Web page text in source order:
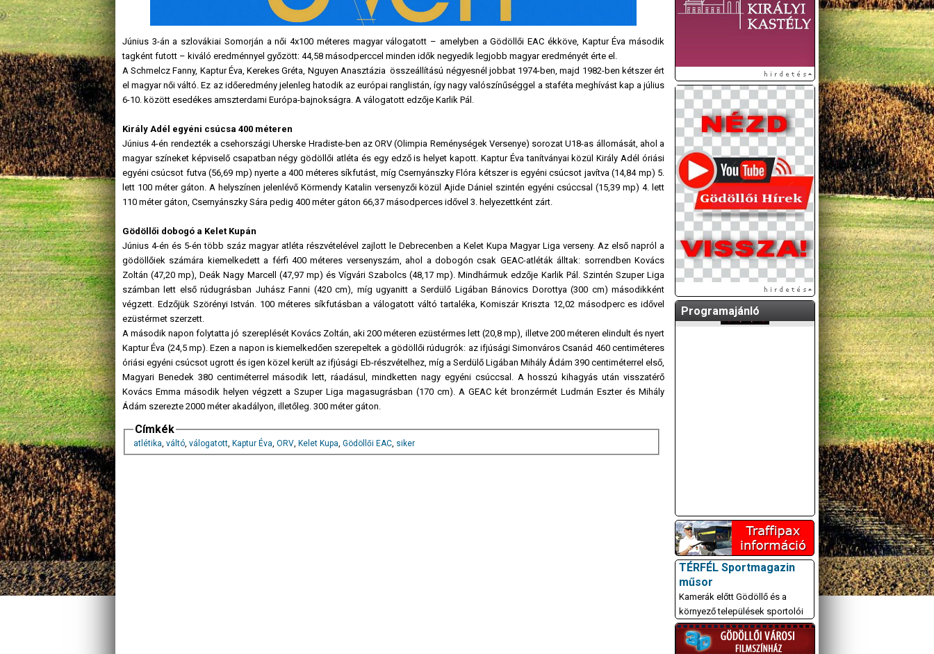
Június 3-án a szlovákiai Somorján a női 4x100 méteres magyar válogatott – amelyben a Gödöllői EAC ékköve, Kaptur Éva második
tagként futott – kiváló eredménnyel győzött: 44,58 másodperccel minden idők negyedik legjobb magyar eredményét érte el.
A Schmelcz Fanny, Kaptur Éva, Kerekes Gréta, Nguyen Anasztázia összeállítású négyesnél jobbat 1974-ben, majd 1982-ben kétszer ért
el magyar női váltó. Ez az időeredmény jelenleg hatodik az európai ranglistán, így nagy valószínűséggel a staféta meghívást kap a július
6-10. között esedékes amszterdami Európa-bajnokságra. A válogatott edzője Karlik Pál.
Király Adél egyéni csúcsa 400 méteren
Június 4-én rendezték a csehországi Uherske Hradiste-ben az ORV (Olimpia Reménységek Versenye) sorozat U18-as állomását, ahol a
magyar színeket képviselő csapatban négy gödöllői atléta és egy edző is helyet kapott. Kaptur Éva tanítványai közül Király Adél óriási
egyéni csúcsot futva (56,69 mp) nyerte a 400 méteres síkfutást, míg Csernyánszky Flóra kétszer is egyéni csúcsot javítva (14,84 mp) 5.
lett 100 méter gáton. A helyszínen jelenlévő Körmendy Katalin versenyzői közül Ajide Dániel szintén egyéni csúccsal (15,39 mp) 4. lett
110 méter gáton, Csernyánszky Sára pedig 400 méter gáton 66,37 másodperces idővel 3. helyezettként zárt.
Gödöllői dobogó a Kelet Kupán
Június 4-én és 5-én több száz magyar atléta részvételével zajlott le Debrecenben a Kelet Kupa Magyar Liga verseny. Az első napról a
gödöllőiek számára kiemelkedett a férfi 400 méteres versenyszám, ahol a dobogón csak GEAC-atléták álltak: sorrendben Kovács
Zoltán (47,20 mp), Deák Nagy Marcell (47,97 mp) és Vígvári Szabolcs (48,17 mp). Mindhármuk edzője Karlik Pál. Szintén Szuper Liga
számban lett első rúdugrásban Juhász Fanni (420 cm), míg ugyanitt a Serdülő Ligában Bánovics Dorottya (300 cm) másodikként
végzett. Edzőjük Szörényi István. 100 méteres síkfutásban a válogatott váltó tartaléka, Komiszár Kriszta 12,02 másodperc es idővel
ezüstérmet szerzett.
A második napon folytatta jó szereplését Kovács Zoltán, aki 200 méteren ezüstérmes lett (20,8 mp), illetve 200 méteren elindult és nyert
Kaptur Éva (24,5 mp). Ezen a napon is kiemelkedően szerepeltek a gödöllői rúdugrók: az ifjúsági Simonváros Csanád 460 centiméteres
óriási egyéni csúcsot ugrott és igen közel került az ifjúsági Eb-részvételhez, míg a Serdülő Ligában Mihály Ádám 390 centiméterrel első,
Magyari Benedek 380 centiméterrel második lett, ráadásul, mindketten nagy egyéni csúccsal. A hosszú kihagyás után visszatérő
Kovács Emma második helyen végzett a Szuper Liga magasugrásban (170 cm). A GEAC két bronzérmét Ludmán Eszter és Mihály
Ádám szerezte 2000 méter akadályon, illetőleg. 300 méter gáton.
Címkék
atlétika, váltó, válogatott, Kaptur Éva, ORV, Kelet Kupa, Gödöllői EAC, siker
Programajánló
A GÖDÖLLŐI ÉS
KÖRNYÉKBELI
KULTURÁLIS- ÉS
SPORTPROGRAMOKAT
OLDALUNKON TESSZÜK
KÖZZÉ!
TÉRFÉL Sportmagazin
műsor
Kamerák előtt Gödöllő és a
környező települések sportolói